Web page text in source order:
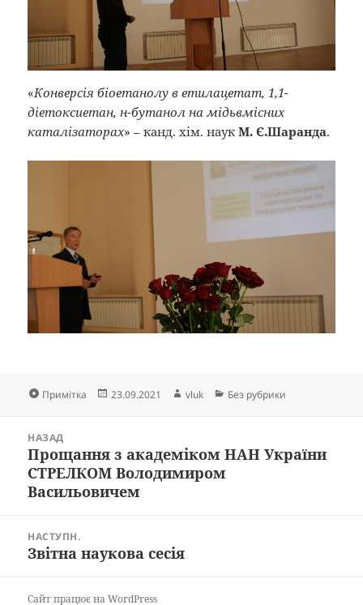
«Конверсія біоетанолу в етилацетат, 1,1-
діетоксиетан, н-бутанол на мідьвмісних
каталізаторах» – канд. хім. наукМ. Є.Шаранда.
Формат
Примітка Опубліковано
23.09.2021 Автор
vluk Категорії
Без рубрики
записівНАЗАД
Попередній
запис:
Прощання з академіком НАН України
СТРЕЛКОМ Володимиром
Васильовичем
НАСТУПН.
Наступний
Звітна наукова сесія
Сайт працює на WordPress